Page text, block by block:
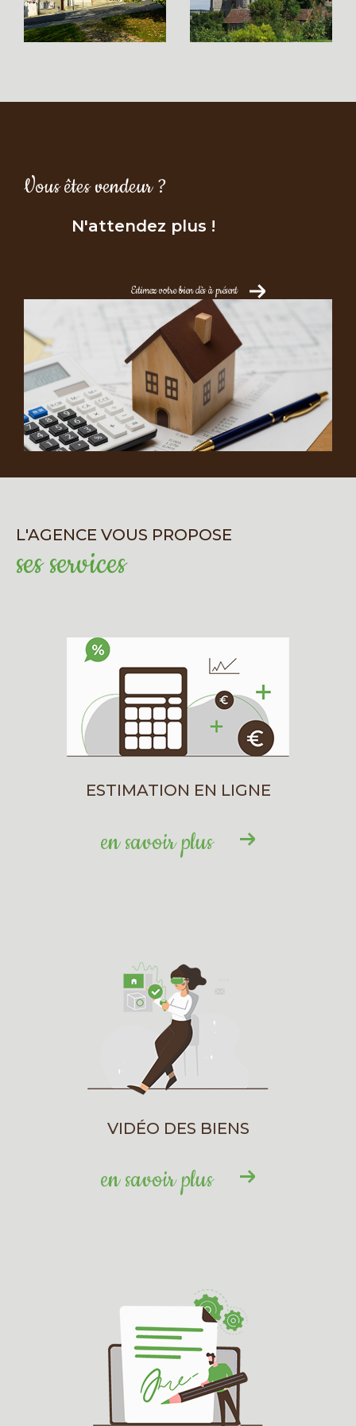
Châteaudun et ses environs
large sélection de biens adaptés à tous les
investissement locatif, nous vous guidons dans
jusqu’à la signature de l’acte authentique.
d’appartementen toute sérénité.
Estimation immobilière
précise et conseil
personnalisé
Estimer correctement un bien est essentiel
à notre expérience et à nos outils modernes
des spécificités locales et de l’évolution du
marché. Une fois l’estimation réalisée, nous
visites virtuelles…
Contactez votre agence
immobilière Jérôme Testault
Besoin d’un renseignement ou d’une
votre écoute pour répondre à toutes vos
démarche immobilière avec
Vous êtes vendeur ?
N'attendez plus !
Estimez votre bien dès à présent
L'AGENCE VOUS PROPOSE
ses services
ESTIMATION EN LIGNE
en savoir plus
VIDÉO DES BIENS
en savoir plus